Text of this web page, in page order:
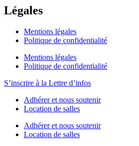
Légales
Mentions légales
Politique de confidentialité
Mentions légales
Politique de confidentialité
S’inscrire à la Lettre d’infos
Adhérer et nous soutenir
Location de salles
Adhérer et nous soutenir
Location de salles